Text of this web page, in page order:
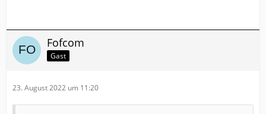
Fofcom
Gast
23. August 2022 um 11:20